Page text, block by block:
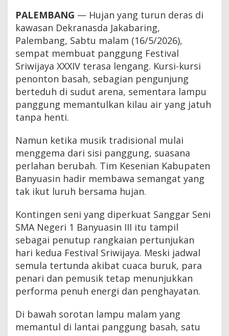
PALEMBANG — Hujan yang turun deras di
kawasan Dekranasda Jakabaring,
Palembang, Sabtu malam (16/5/2026),
sempat membuat panggung Festival
Sriwijaya XXXIV terasa lengang. Kursi-kursi
penonton basah, sebagian pengunjung
berteduh di sudut arena, sementara lampu
panggung memantulkan kilau air yang jatuh
tanpa henti.
Namun ketika musik tradisional mulai
menggema dari sisi panggung, suasana
perlahan berubah. Tim Kesenian Kabupaten
Banyuasin hadir membawa semangat yang
tak ikut luruh bersama hujan.
Kontingen seni yang diperkuat Sanggar Seni
SMA Negeri 1 Banyuasin III itu tampil
sebagai penutup rangkaian pertunjukan
hari kedua Festival Sriwijaya. Meski jadwal
semula tertunda akibat cuaca buruk, para
penari dan pemusik tetap menunjukkan
performa penuh energi dan penghayatan.
Di bawah sorotan lampu malam yang
memantul di lantai panggung basah, satu